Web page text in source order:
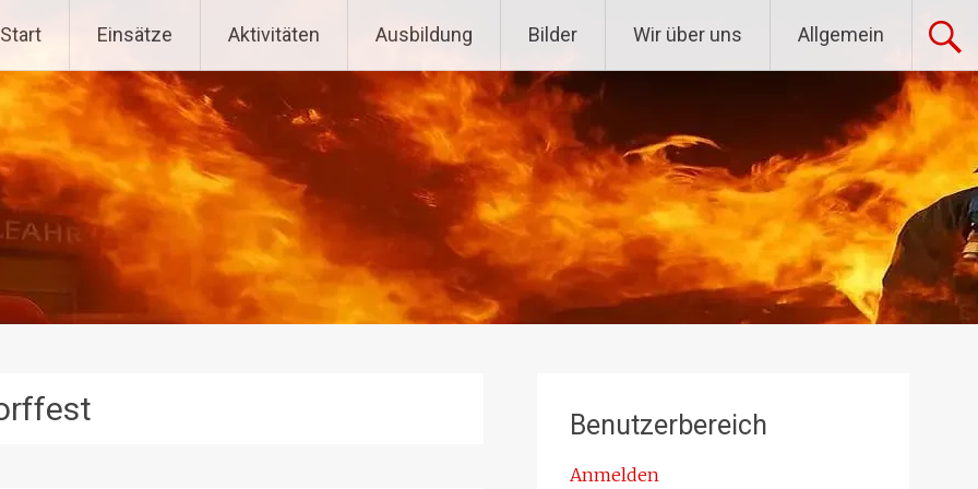
Wohlfahrts
Start Einsätze Aktivitäten Ausbildung Bilder Wir über uns Allgemein
Benutzerbereich
Anmelden